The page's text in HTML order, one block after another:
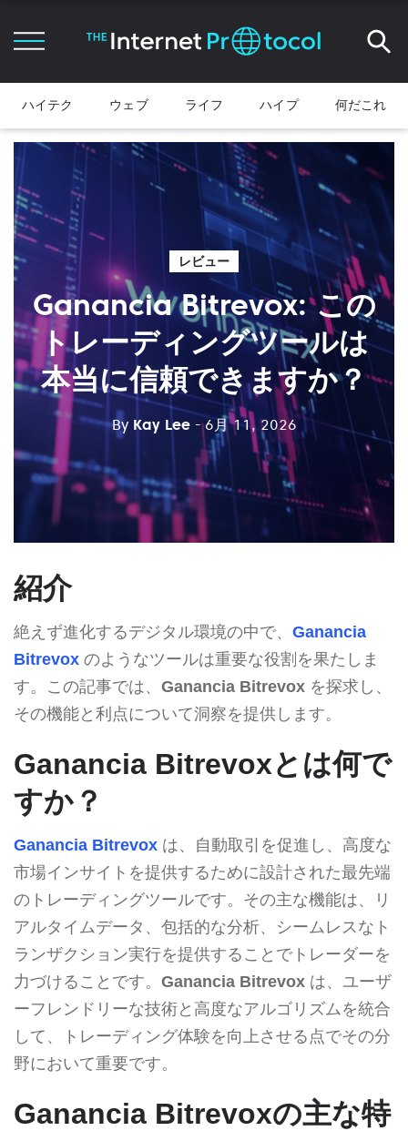
ハイテク ウェブ ライフ ハイプ 何だこれ
レビュー
Ganancia Bitrevox: この
トレーディングツールは
本当に信頼できますか？
By Kay Lee - 6月 11, 2026
紹介
絶えず進化するデジタル環境の中で、 Ganancia
Bitrevox のようなツールは重要な役割を果たしま
す。この記事では、 Ganancia Bitrevox を探求し、
その機能と利点について洞察を提供します。
Ganancia Bitrevoxとは何で
すか？
Ganancia Bitrevox は、自動取引を促進し、高度な
市場インサイトを提供するために設計された最先端
のトレーディングツールです。その主な機能は、リ
アルタイムデータ、包括的な分析、シームレスなト
ランザクション実行を提供することでトレーダーを
力づけることです。 Ganancia Bitrevox は、ユーザ
ーフレンドリーな技術と高度なアルゴリズムを統合
して、トレーディング体験を向上させる点でその分
野において重要です。
Ganancia Bitrevoxの主な特